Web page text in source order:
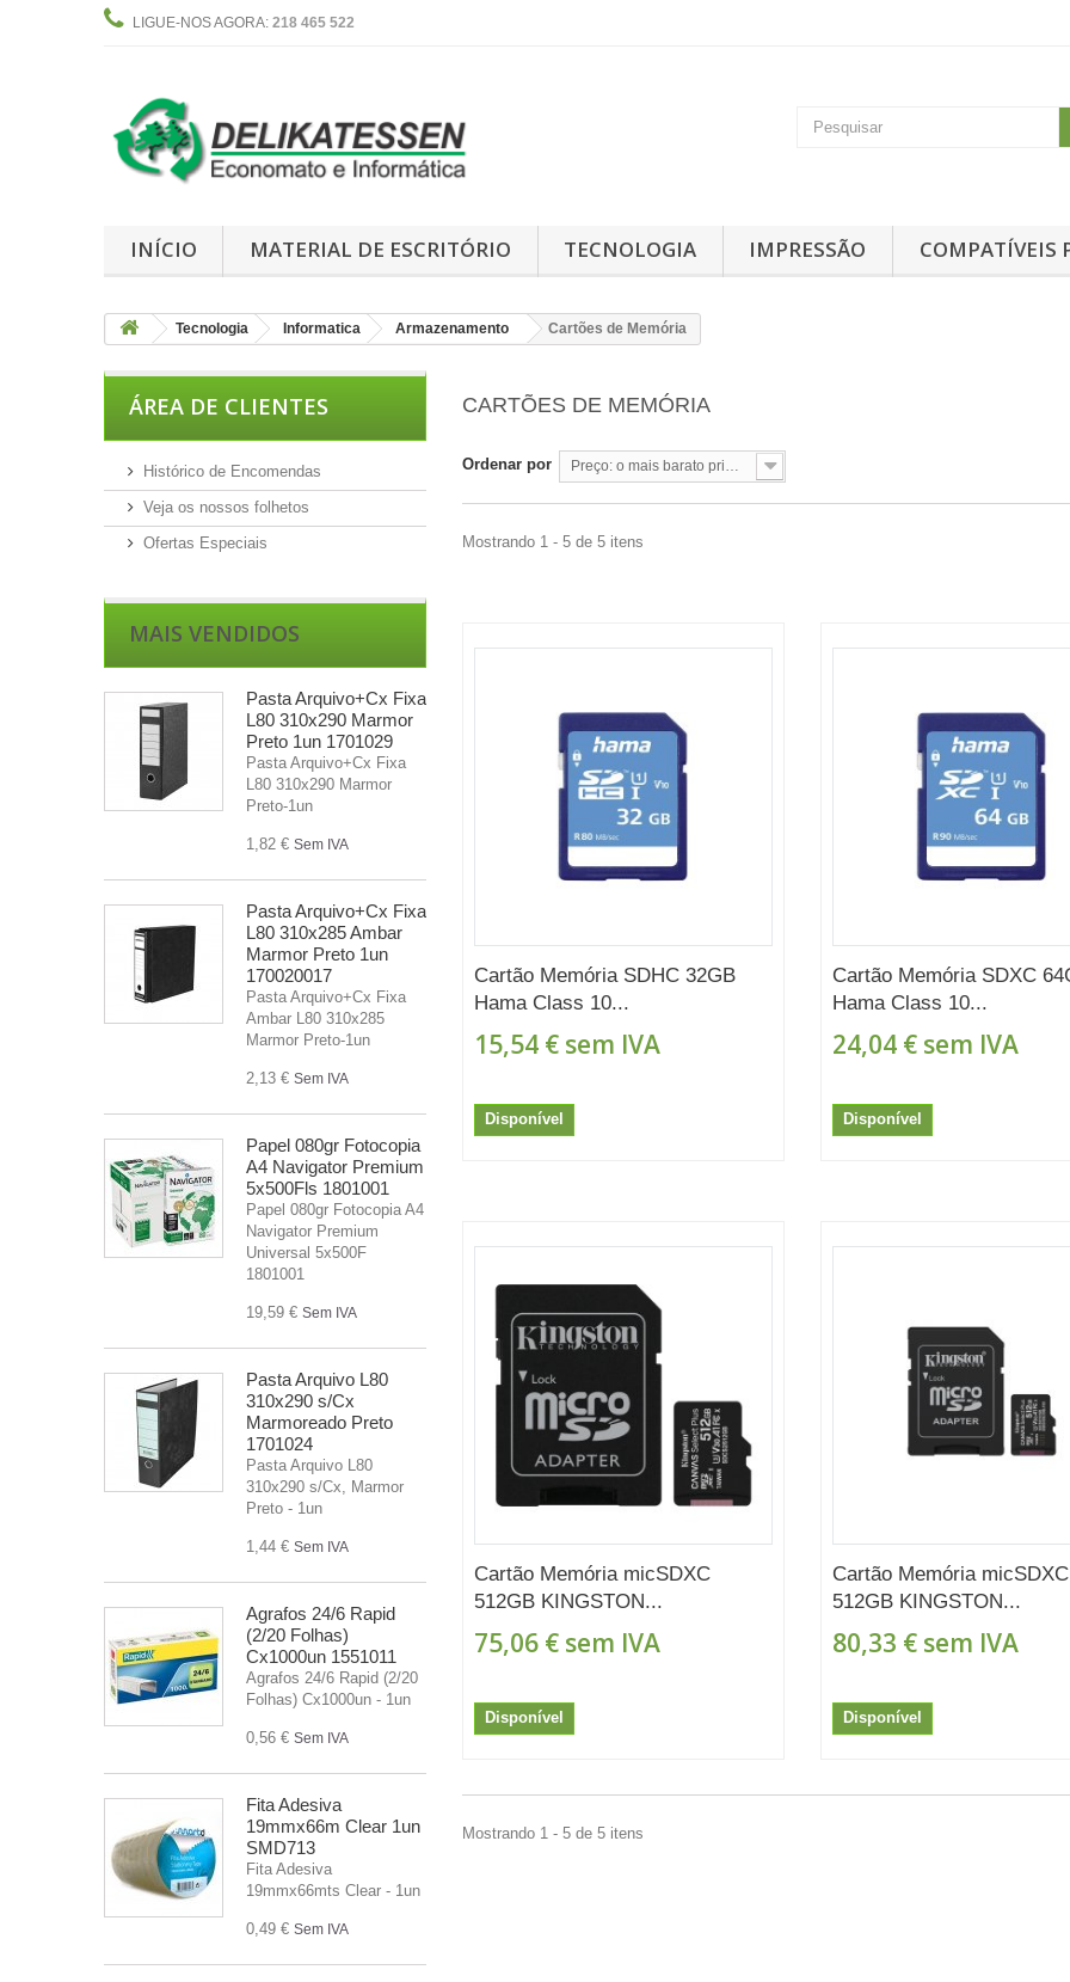
LIGUE-NOS AGORA: 218 465 522
INÍCIO MATERIAL DE ESCRITÓRIO TECNOLOGIA IMPRESSÃO COMPATÍVEIS
Tecnologia Informatica Armazenamento Cartões de Memória
ÁREA DE CLIENTES
Histórico de Encomendas
Veja os nossos folhetos
Ofertas Especiais
MAIS VENDIDOS
Pasta Arquivo+Cx Fixa
L80 310x290 Marmor
Preto 1un 1701029
Pasta Arquivo+Cx Fixa
L80 310x290 Marmor
Preto-1un
1,82 € Sem IVA
Pasta Arquivo+Cx Fixa
L80 310x285 Ambar
Marmor Preto 1un
170020017
Pasta Arquivo+Cx Fixa
Ambar L80 310x285
Marmor Preto-1un
2,13 € Sem IVA
Papel 080gr Fotocopia
A4 Navigator Premium
5x500Fls 1801001
Papel 080gr Fotocopia A4
Navigator Premium
Universal 5x500F
1801001
19,59 € Sem IVA
Pasta Arquivo L80
310x290 s/Cx
Marmoreado Preto
1701024
Pasta Arquivo L80
310x290 s/Cx, Marmor
Preto - 1un
1,44 € Sem IVA
Agrafos 24/6 Rapid
(2/20 Folhas)
Cx1000un 1551011
Agrafos 24/6 Rapid (2/20
Folhas) Cx1000un - 1un
0,56 € Sem IVA
Fita Adesiva
19mmx66m Clear 1un
SMD713
Fita Adesiva
19mmx66mts Clear - 1un
0,49 € Sem IVA
CARTÕES DE MEMÓRIA
Ordenar por
Mostrando 1 - 5 de 5 itens
Cartão Memória SDHC 32GB
Hama Class 10...
15,54 € sem IVA
Disponível
Cartão Memória SDXC
Hama Class 10...
24,04 €sem IVA
Disponível
Cartão Memória micSDXC
512GB KINGSTON...
75,06 € sem IVA
Disponível
Cartão Memória micSDXC
512GB KINGSTON...
80,33 €sem IVA
Disponível
Mostrando 1 - 5 de 5 itens